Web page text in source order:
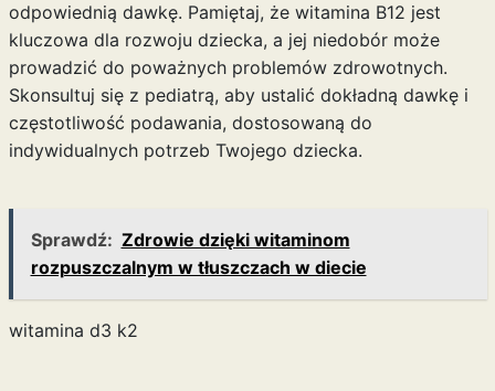
odpowiednią dawkę. Pamiętaj, że witamina B12 jest
kluczowa dla rozwoju dziecka, a jej niedobór może
prowadzić do poważnych problemów zdrowotnych.
Skonsultuj się z pediatrą, aby ustalić dokładną dawkę i
częstotliwość podawania, dostosowaną do
indywidualnych potrzeb Twojego dziecka.
Sprawdź: Zdrowie dzięki witaminom
rozpuszczalnym w tłuszczach w diecie
witamina d3 k2